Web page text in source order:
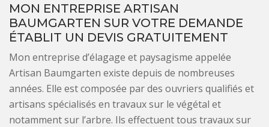
MON ENTREPRISE ARTISAN
BAUMGARTEN SUR VOTRE DEMANDE
ÉTABLIT UN DEVIS GRATUITEMENT
Mon entreprise d’élagage et paysagisme appelée
Artisan Baumgarten existe depuis de nombreuses
années. Elle est composée par des ouvriers qualifiés et
artisans spécialisés en travaux sur le végétal et
notamment sur l’arbre. Ils effectuent tous travaux sur